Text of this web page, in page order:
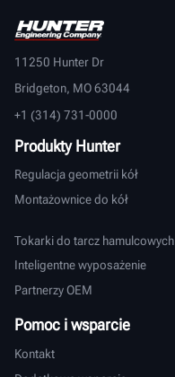
11250 Hunter Dr
Bridgeton, MO 63044
+1 (314) 731-0000
Produkty Hunter
Regulacja geometrii kół
Montażownice do kół
Tokarki do tarcz hamulcowych
Inteligentne wyposażenie
Partnerzy OEM
Pomoc i wsparcie
Kontakt